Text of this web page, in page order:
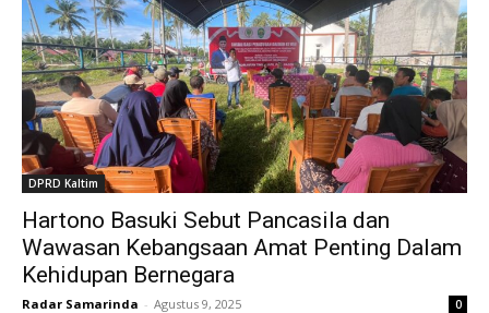
DPRD Kaltim
Hartono Basuki Sebut Pancasila dan
Wawasan Kebangsaan Amat Penting Dalam
Kehidupan Bernegara
Radar Samarinda - Agustus 9, 2025 0